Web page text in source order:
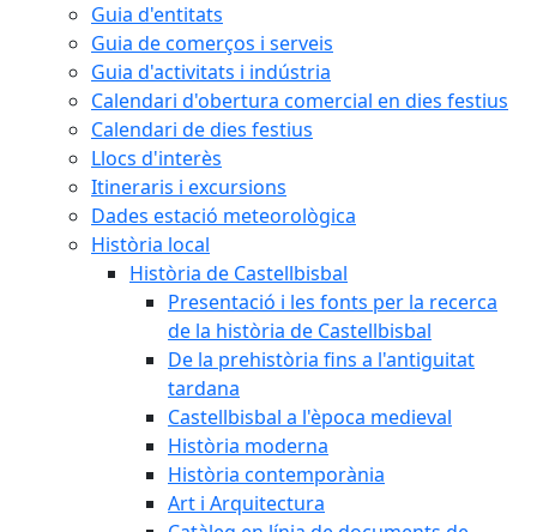
Guia d'entitats
Guia de comerços i serveis
Guia d'activitats i indústria
Calendari d'obertura comercial en dies festius
Calendari de dies festius
Llocs d'interès
Itineraris i excursions
Dades estació meteorològica
Història local
Història de Castellbisbal
Presentació i les fonts per la recerca
de la història de Castellbisbal
De la prehistòria fins a l'antiguitat
tardana
Castellbisbal a l'època medieval
Història moderna
Història contemporània
Art i Arquitectura